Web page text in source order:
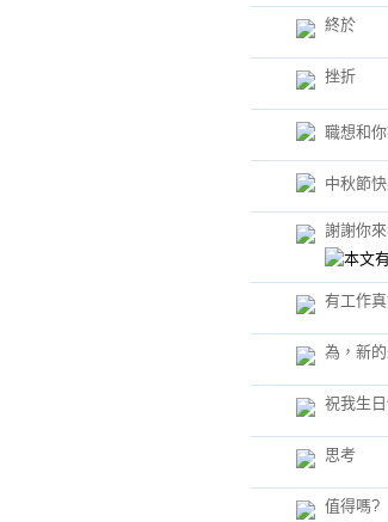
終於
挫折
職想和
中秋節
謝謝你
有工作
為，新
祝我生
思考
值得嗎?